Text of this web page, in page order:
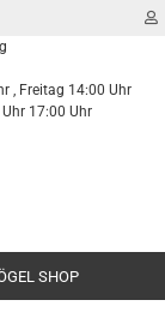
, Freitag 14:00 Uhr
17:00 Uhr
SHOP